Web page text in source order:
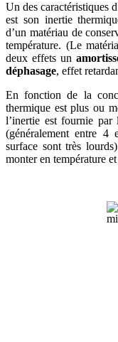
Un des caractéristiques
est son inertie
d’un matériau de
température. (Le
deux effets un
déphasage, effet
En fonction de la
thermique est plus ou
l’inertie est fournie
(généralement entre
surface sont très
monter en température